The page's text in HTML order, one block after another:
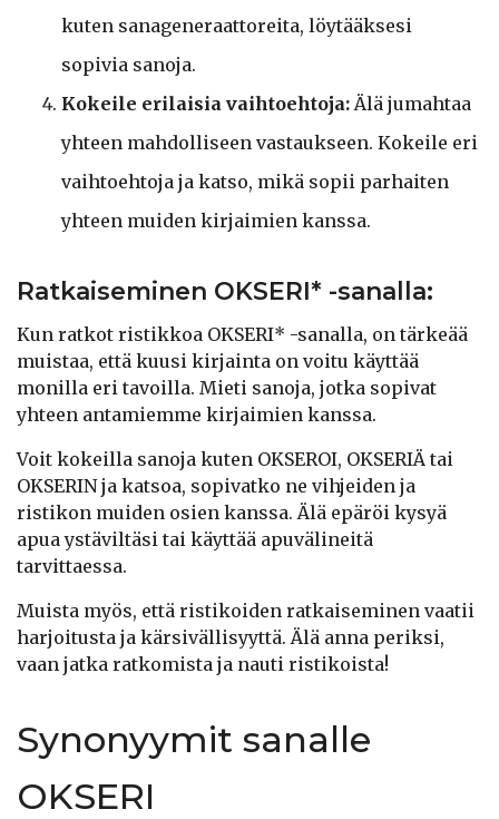
kuten sanageneraattoreita, löytääksesi
sopivia sanoja.
Kokeile erilaisia vaihtoehtoja: Älä jumahtaa
yhteen mahdolliseen vastaukseen. Kokeile eri
vaihtoehtoja ja katso, mikä sopii parhaiten
yhteen muiden kirjaimien kanssa.
Ratkaiseminen OKSERI* -sanalla:
Kun ratkot ristikkoa OKSERI* -sanalla, on tärkeää
muistaa, että kuusi kirjainta on voitu käyttää
monilla eri tavoilla. Mieti sanoja, jotka sopivat
yhteen antamiemme kirjaimien kanssa.
Voit kokeilla sanoja kuten OKSEROI, OKSERIÄ tai
OKSERIN ja katsoa, sopivatko ne vihjeiden ja
ristikon muiden osien kanssa. Älä epäröi kysyä
apua ystäviltäsi tai käyttää apuvälineitä
tarvittaessa.
Muista myös, että ristikoiden ratkaiseminen vaatii
harjoitusta ja kärsivällisyyttä. Älä anna periksi,
vaan jatka ratkomista ja nauti ristikoista!
Synonyymit sanalle
OKSERI